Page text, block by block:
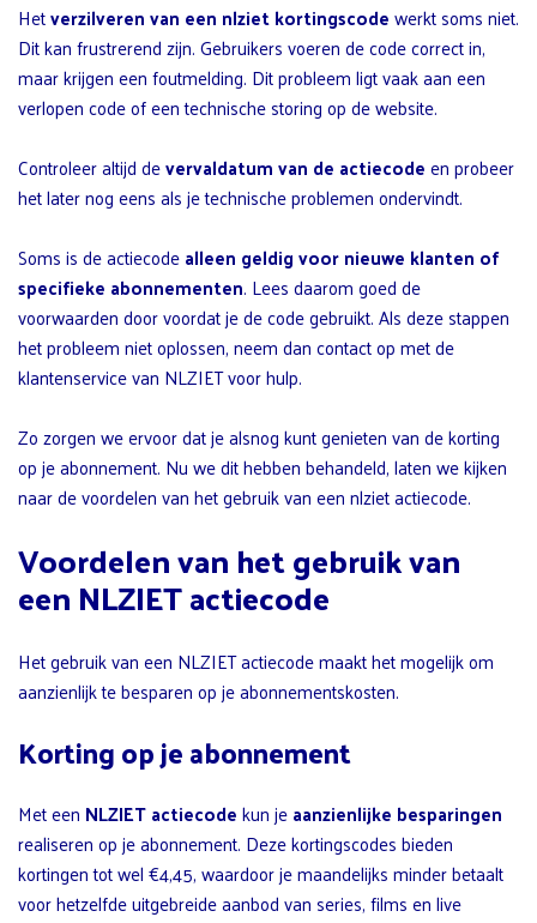
Hetverzilveren van een nlziet kortingscodewerkt soms niet.
Dit kan frustrerend zijn. Gebruikers voeren de code correct in,
maar krijgen een foutmelding. Dit probleem ligt vaak aan een
verlopen code of een technische storing op de website.
Controleer altijd devervaldatum van de actiecodeen probeer
het later nog eens als je technische problemen ondervindt.
Soms is de actiecodealleen geldig voor nieuwe klanten of
specifieke abonnementen. Lees daarom goed de
voorwaarden door voordat je de code gebruikt. Als deze stappen
het probleem niet oplossen, neem dan contact op met de
klantenservice van NLZIET voor hulp.
Zo zorgen we ervoor dat je alsnog kunt genieten van de korting
op je abonnement. Nu we dit hebben behandeld, laten we kijken
naar de voordelen van het gebruik van een nlziet actiecode.
Voordelen van het gebruik van
een NLZIET actiecode
Het gebruik van een NLZIET actiecode maakt het mogelijk om
aanzienlijk te besparen op je abonnementskosten.
Korting op je abonnement
Met een NLZIET actiecodekun jeaanzienlijke besparingen
realiseren op je abonnement. Deze kortingscodes bieden
kortingen tot wel €4,45, waardoor je maandelijks minder betaalt
voor hetzelfde uitgebreide aanbod van series, films en live